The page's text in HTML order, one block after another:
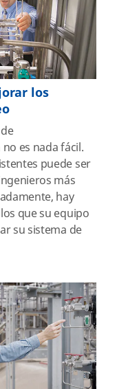
los
es nada fácil.
puede ser
más
hay
que su equipo
su sistema de